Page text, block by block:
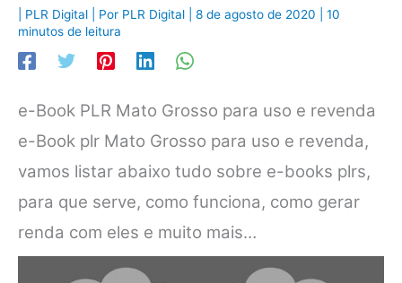
PLR Digital | Por PLR Digital 8 de agosto de 2020
10
minutos de leitura
e-Book PLR Mato Grosso para uso e revenda
e-Book plr Mato Grosso para uso e revenda,
vamos listar abaixo tudo sobre e-books plrs,
para que serve, como funciona, como gerar
renda com eles e muito mais…